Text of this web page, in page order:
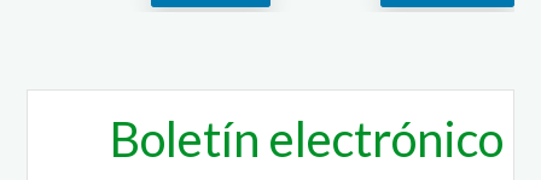
Boletín electrónico